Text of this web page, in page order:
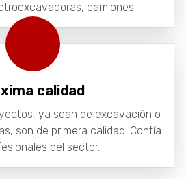
camiones...
calidad
ya sean de excavación o
son de primera calidad. Confía
del sector.